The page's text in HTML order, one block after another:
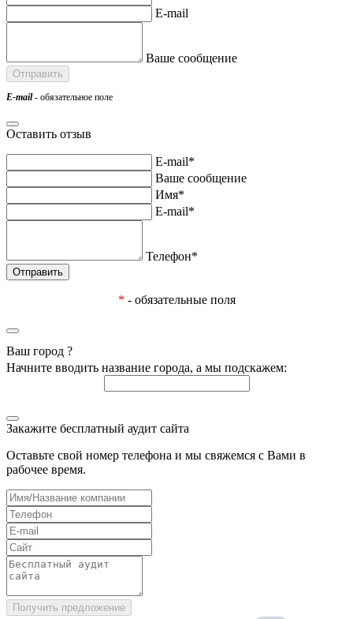
E-mail
Ваше сообщение
E-mail- обязательное поле
Оставить отзыв
E-mail*
Ваше сообщение
Имя*
E-mail*
Телефон*
* - обязательные поля
Ваш город ?
Начните вводить название города, а мы подскажем:
Закажите бесплатный аудит сайта
Оставьте свой номер телефона и мы свяжемся с Вами в
рабочее время.